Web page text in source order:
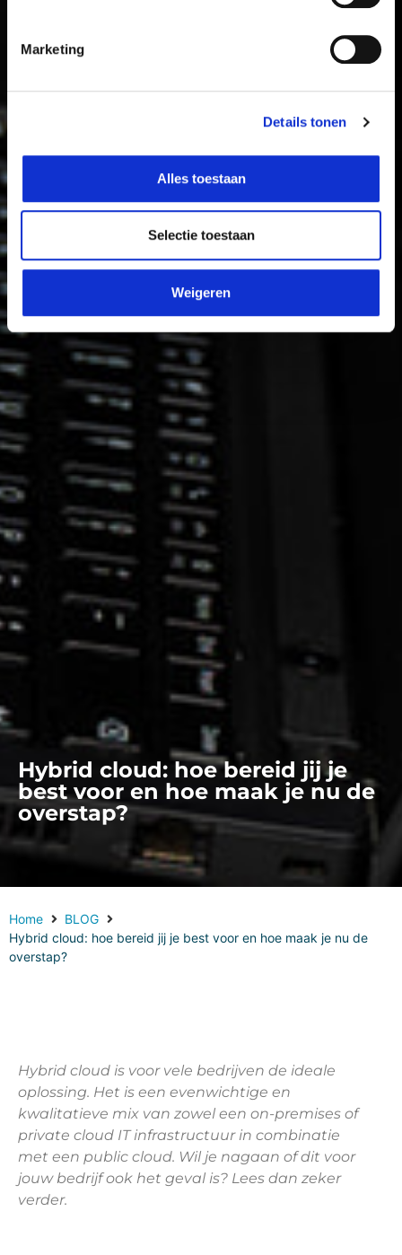
Marketing
Details tonen
Alles toestaan
Selectie toestaan
Weigeren
Hybrid cloud: hoe bereid jij je
best voor en hoe maak je nu de
overstap?
Home
BLOG
Hybrid cloud: hoe bereid jij je best voor en hoe maak je nu de
overstap?
Hybrid cloud is voor vele bedrijven de ideale
oplossing. Het is een evenwichtige en
kwalitatieve mix van zowel een on-premises of
private cloud IT infrastructuur in combinatie
met een public cloud. Wil je nagaan of dit voor
jouw bedrijf ook het geval is? Lees dan zeker
verder.